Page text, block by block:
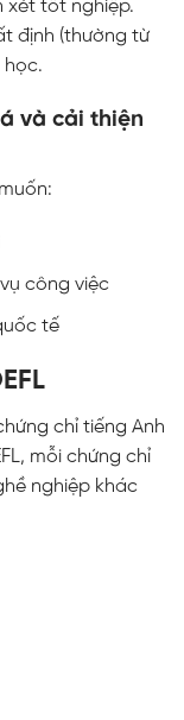
xét tốt nghiệp.
định (thường từ
học.
và cải thiện
công việc
tế
chỉ tiếng Anh
mỗi chứng chỉ
nghiệp khác